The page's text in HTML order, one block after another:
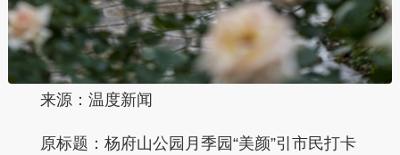
来源：温度新闻
原标题：杨府山公园月季园“美颜”引市民打卡